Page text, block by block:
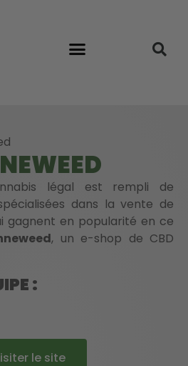
légal est rempli de
dans la vente de
gagnent en popularité en ce
, un e-shop de CBD
:
le site